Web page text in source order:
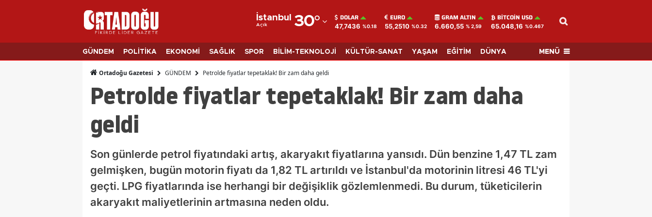
İstanbul
Açık 30°
Adana
Adıyaman
Afyonkarahisar
Ağrı
Amasya
Antalya
Artvin
Aydın
Balıkesir
DOLAR
47,7436 %0.18
EURO
55,2510 %0.32
GRAM ALTIN
6.660,55 % 2,59
BITCOIN USD
65.048,16 %0.467
GÜNDEM POLİTİKA EKONOMİ SAĞLIK SPOR BİLİM-TEKNOLOJİ KÜLTÜR-SANAT YAŞAM EĞİTİM DÜNYA MENÜ
Ortadoğu Gazetesi GÜNDEM Petrolde fiyatlar tepetaklak! Bir zam daha geldi
Petrolde fiyatlar tepetaklak! Bir zam daha
geldi
Son günlerde petrol fiyatındaki artış, akaryakıt fiyatlarına yansıdı. Dün benzine 1,47 TL zam
gelmişken, bugün motorin fiyatı da 1,82 TL artırıldı ve İstanbul'da motorinin litresi 46 TL'yi
geçti. LPG fiyatlarında ise herhangi bir değişiklik gözlemlenmedi. Bu durum, tüketicilerin
akaryakıt maliyetlerinin artmasına neden oldu.